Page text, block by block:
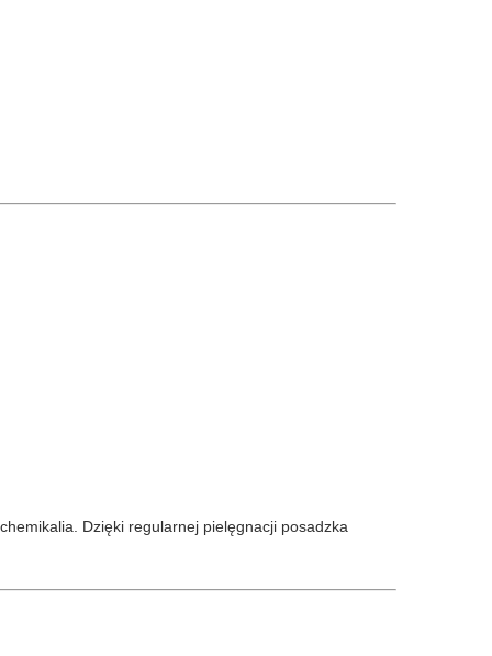
Dzięki regularnej pielęgnacji posadzka